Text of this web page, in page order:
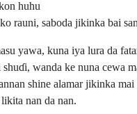
huhu
rauni, saboda jikinka bai
yawa, kuna iya lura da
wanda ke nuna cewa
shine alamar jikinka
nan da nan.